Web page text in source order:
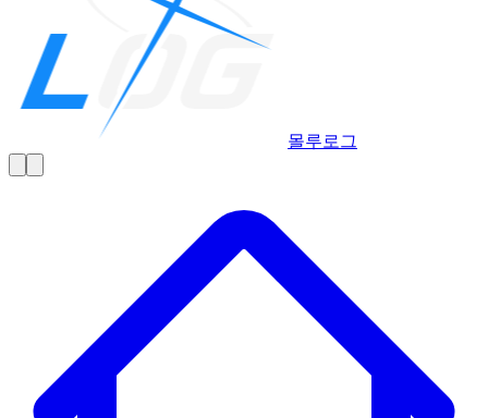
몰루로그